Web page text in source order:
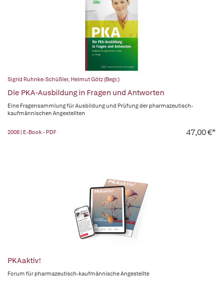
Sigrid Ruhnke-Schüßler, Helmut Götz (Begr.)
Die PKA-Ausbildung in Fragen und Antworten
Eine Fragensammlung für Ausbildung und Prüfung der pharmazeutisch-
kaufmännischen Angestellten
2008 | E-Book - PDF 47,00 €*
PKAaktiv!
Forum für pharmazeutisch-kaufmännische Angestellte